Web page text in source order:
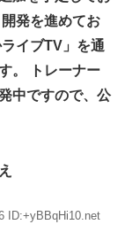
発を進めてお
イブTV」を通
。 トレーナー
中ですので、公
ID:+yBBqHi10.net